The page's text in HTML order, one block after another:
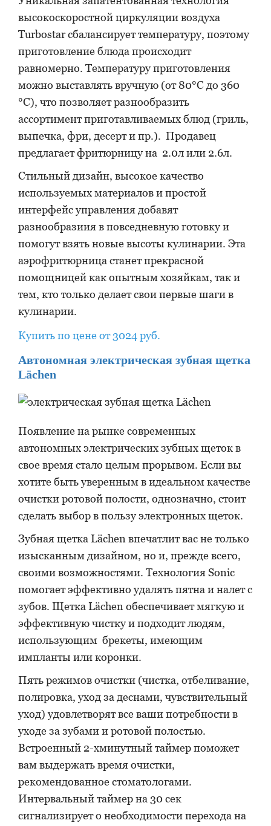
высокоскоростной циркуляции воздуха
Turbostar сбалансирует температуру, поэтому
приготовление блюда происходит
равномерно. Температуру приготовления
можно выставлять вручную (от 80°С до 360
°С), что позволяет разнообразить
ассортимент приготавливаемых блюд (гриль,
выпечка, фри, десерт и пр.). Продавец
предлагает фритюрницу на 2.0л или 2.6л.
Стильный дизайн, высокое качество
используемых материалов и простой
интерфейс управления добавят
разнообразиия в повседневную готовку и
помогут взять новые высоты кулинарии. Эта
аэрофритюрница станет прекрасной
помощницей как опытным хозяйкам, так и
тем, кто только делает свои первые шаги в
кулинарии.
Купить по цене от 3024 руб.
Автономная электрическая зубная щетка
Lächen
Появление на рынке современных
автономных электрических зубных щеток в
свое время стало целым прорывом. Если вы
хотите быть уверенным в идеальном качестве
очистки ротовой полости, однозначно, стоит
сделать выбор в пользу электронных щеток.
Зубная щетка Lächen впечатлит вас не только
изысканным дизайном, но и, прежде всего,
своими возможностями. Технология Sonic
помогает эффективно удалять пятна и налет с
зубов. Щетка Lächen обеспечивает мягкую и
эффективную чистку и подходит людям,
использующим брекеты, имеющим
импланты или коронки.
Пять режимов очистки (чистка, отбеливание,
полировка, уход за деснами, чувствительный
уход) удовлетворят все ваши потребности в
уходе за зубами и ротовой полостью.
Встроенный 2-хминутный таймер поможет
вам выдержать время очистки,
рекомендованное стоматологами.
Интервальный таймер на 30 сек
сигнализирует о необходимости перехода на